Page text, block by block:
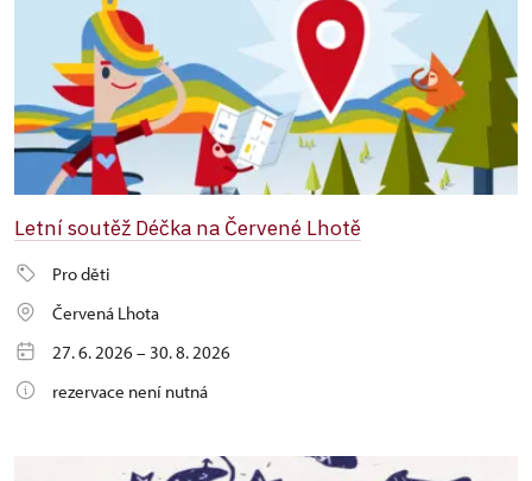
Letní soutěž Déčka na Červené Lhotě
Pro děti
Červená Lhota
27. 6. 2026 – 30. 8. 2026
rezervace není nutná